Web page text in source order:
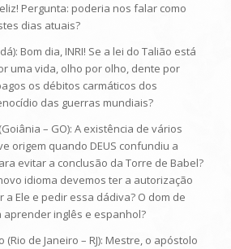
Pergunta: poderia nos falar como
dias atuais?
Bom dia, INRI! Se a lei do Talião está
uma vida, olho por olho, dente por
os débitos carmáticos dos
das guerras mundiais?
– GO): A existência de vários
origem quando DEUS confundiu a
evitar a conclusão da Torre de Babel?
idioma devemos ter a autorização
a Ele e pedir essa dádiva? O dom de
aprender inglês e espanhol?
(Rio de Janeiro – RJ): Mestre, o apóstolo